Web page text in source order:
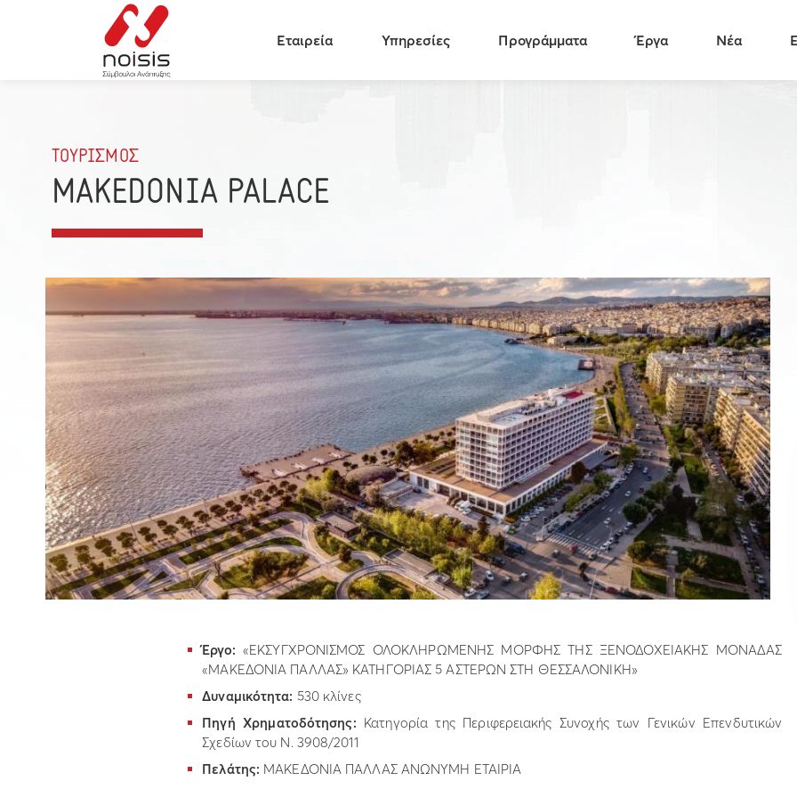
Εταιρεία Υπηρεσίες Προγράμματα Έργα Νέα
ΤΟΥΡΙΣΜΟΣ
MAKEDONIA PALACE
Έργο: «ΕΚΣΥΓΧΡΟΝΙΣΜΟΣ ΟΛΟΚΛΗΡΩΜΕΝΗΣ ΜΟΡΦΗΣ ΤΗΣ ΞΕΝΟΔΟΧΕΙΑΚΗΣ ΜΟΝΑΔΑΣ
«ΜΑΚΕΔΟΝΙΑ ΠΑΛΛΑΣ» ΚΑΤΗΓΟΡΙΑΣ 5 ΑΣΤΕΡΩΝ ΣΤΗ ΘΕΣΣΑΛΟΝΙΚΗ»
Δυναμικότητα: 530 κλίνες
Πηγή Χρηματοδότησης: Κατηγορία της Περιφερειακής Συνοχής των Γενικών Επενδυτικών
Σχεδίων του Ν. 3908/2011
Πελάτης: ΜΑΚΕΔΟΝΙΑ ΠΑΛΛΑΣ ΑΝΩΝΥΜΗ ΕΤΑΙΡΙΑ